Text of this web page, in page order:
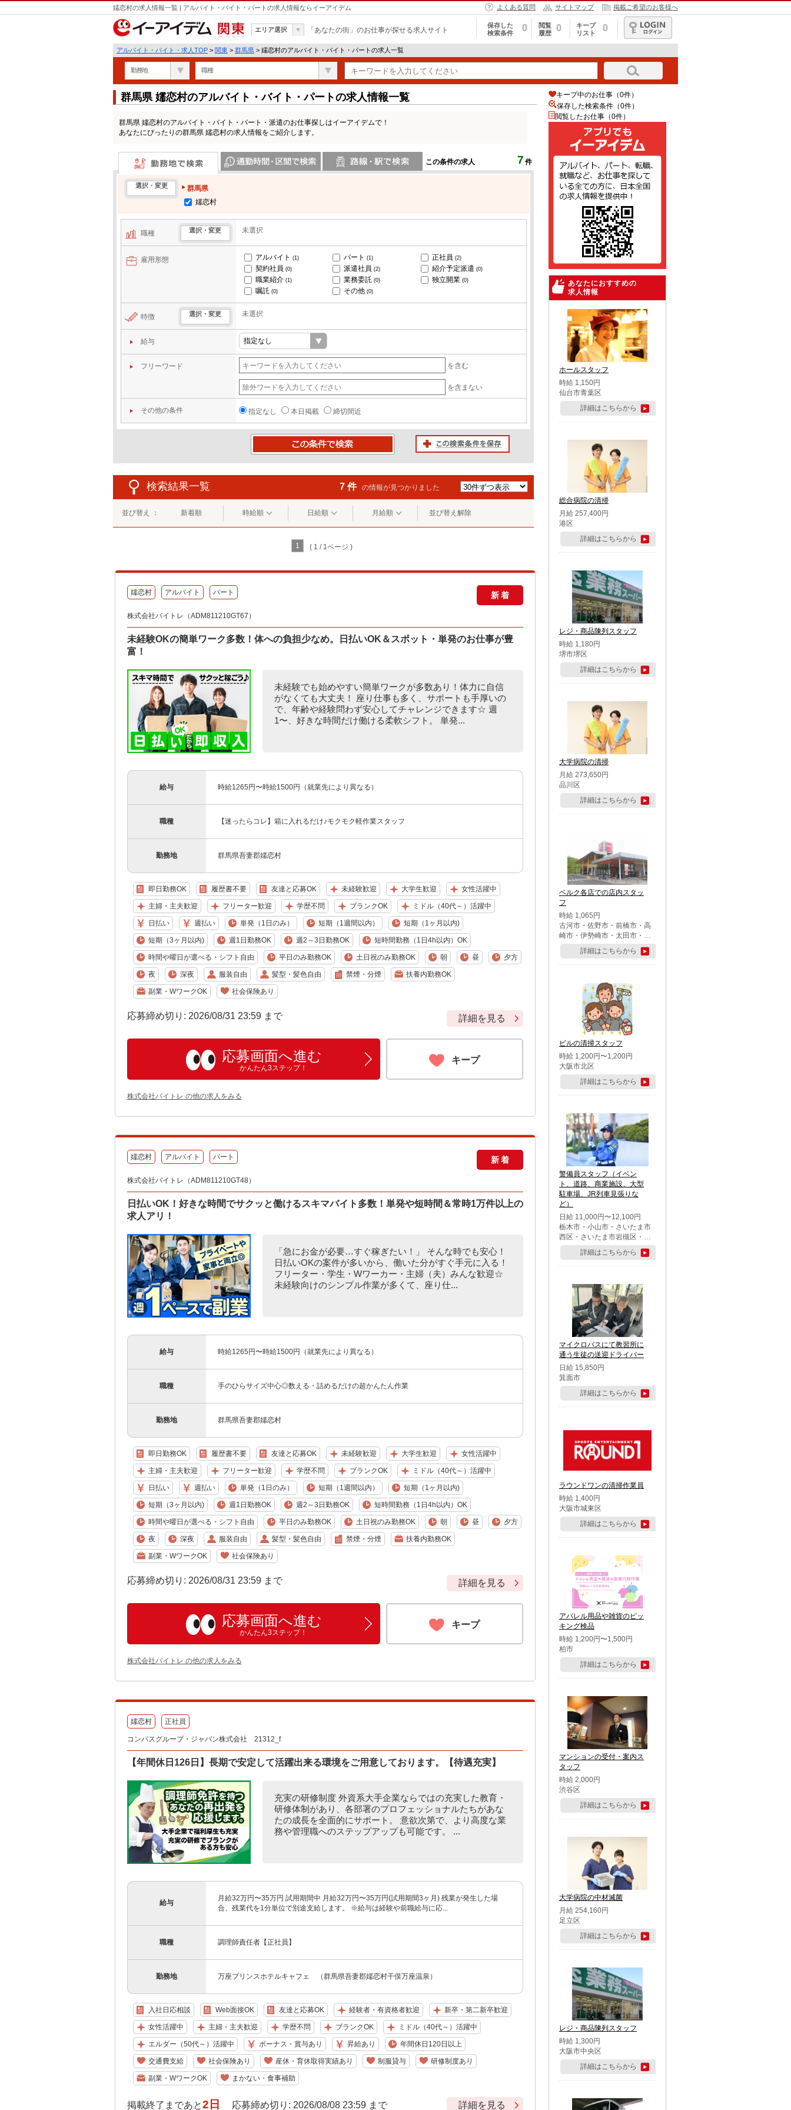
嬬恋村の求人情報一覧 | アルバイト・バイト・パートの求人情報ならイーアイデム よくある質問 サイトマップ 掲載ご希望のお客様へ
関東
エリア選択 「あなたの街」のお仕事が探せる求人サイト
保存した
検索条件
0
閲覧
履歴
0
キープ
リスト
0
ログイン
アルバイト・バイト・求人TOP > 関東 > 群馬県 > 嬬恋村のアルバイト・バイト・パートの求人一覧
勤務地 職種
群馬県 嬬恋村のアルバイト・バイト・パートの求人情報一覧
群馬県 嬬恋村のアルバイト・バイト・パート・派遣のお仕事探しはイーアイデムで！
あなたにぴったりの群馬県 嬬恋村の求人情報をご紹介します。
この条件の求人 7 件
勤務地で検索
選択・変更
群馬県
嬬恋村
職種 選択・変更 未選択
雇用形態 アルバイト (1) パート (1) 正社員 (2)
契約社員 (0) 派遣社員 (2) 紹介予定派遣 (0)
職業紹介 (1) 業務委託 (0) 独立開業 (0)
嘱託 (0) その他 (0)
特徴 選択・変更 未選択
給与
フリーワード を含む
を含まない
その他の条件 指定なし 本日掲載 締切間近
検索結果一覧 7 件 の情報が見つかりました
並び替え ： 新着順 時給順 日給順 月給順 並び替え解除
1 ( 1 / 1ページ )
嬬恋村 アルバイト パート 新着
株式会社バイトレ（ADM811210GT67）
未経験OKの簡単ワーク多数！体への負担少なめ。日払いOK＆スポット・単発のお仕事が豊
富！
未経験でも始めやすい簡単ワークが多数あり！体力に自信
がなくても大丈夫！ 座り仕事も多く、サポートも手厚いの
で、年齢や経験問わず安心してチャレンジできます☆ 週
1〜、好きな時間だけ働ける柔軟シフト。 単発...
給与 時給1265円〜時給1500円（就業先により異なる）
職種 【迷ったらコレ】箱に入れるだけ♪モクモク軽作業スタッフ
勤務地 群馬県吾妻郡嬬恋村
即日勤務OK 履歴書不要 友達と応募OK 未経験歓迎 大学生歓迎 女性活躍中
主婦・主夫歓迎 フリーター歓迎 学歴不問 ブランクOK ミドル（40代～）活躍中
日払い 週払い 単発（1日のみ） 短期（1週間以内） 短期（1ヶ月以内)
短期（3ヶ月以内) 週1日勤務OK 週2～3日勤務OK 短時間勤務（1日4h以内）OK
時間や曜日が選べる・シフト自由 平日のみ勤務OK 土日祝のみ勤務OK 朝 昼 夕方
夜 深夜 服装自由 髪型・髪色自由 禁煙・分煙 扶養内勤務OK
副業・WワークOK 社会保険あり
応募締め切り: 2026/08/31 23:59 まで 詳細を見る
応募画面へ進む
かんたん3ステップ！
キープ
株式会社バイトレ の他の求人をみる
嬬恋村 アルバイト パート 新着
株式会社バイトレ（ADM811210GT48）
日払いOK！好きな時間でサクッと働けるスキマバイト多数！単発や短時間＆常時1万件以上の
求人アリ！
「急にお金が必要…すぐ稼ぎたい！」 そんな時でも安心！
日払いOKの案件が多いから、働いた分がすぐ手元に入る！
フリーター・学生・Wワーカー・主婦（夫）みんな歓迎☆
未経験向けのシンプル作業が多くて、座り仕...
給与 時給1265円〜時給1500円（就業先により異なる）
職種 手のひらサイズ中心◎数える・詰めるだけの超かんたん作業
勤務地 群馬県吾妻郡嬬恋村
即日勤務OK 履歴書不要 友達と応募OK 未経験歓迎 大学生歓迎 女性活躍中
主婦・主夫歓迎 フリーター歓迎 学歴不問 ブランクOK ミドル（40代～）活躍中
日払い 週払い 単発（1日のみ） 短期（1週間以内） 短期（1ヶ月以内)
短期（3ヶ月以内) 週1日勤務OK 週2～3日勤務OK 短時間勤務（1日4h以内）OK
時間や曜日が選べる・シフト自由 平日のみ勤務OK 土日祝のみ勤務OK 朝 昼 夕方
夜 深夜 服装自由 髪型・髪色自由 禁煙・分煙 扶養内勤務OK
副業・WワークOK 社会保険あり
応募締め切り: 2026/08/31 23:59 まで 詳細を見る
応募画面へ進む
かんたん3ステップ！
キープ
株式会社バイトレ の他の求人をみる
嬬恋村 正社員
コンパスグループ・ジャパン株式会社 21312_f
【年間休日126日】長期で安定して活躍出来る環境をご用意しております。【待遇充実】
充実の研修制度 外資系大手企業ならではの充実した教育・
研修体制があり、各部署のプロフェッショナルたちがあな
たの成長を全面的にサポート。 意欲次第で、より高度な業
務や管理職へのステップアップも可能です。 ...
給与
月給32万円〜35万円 試用期間中 月給32万円〜35万円(試用期間3ヶ月) 残業が発生した場
合、残業代を1分単位で別途支給します。 ※給与は経験や前職給与に応...
職種 調理師責任者【正社員】
勤務地 万座プリンスホテルキャフェ （群馬県吾妻郡嬬恋村干俣万座温泉）
入社日応相談 Web面接OK 友達と応募OK 経験者・有資格者歓迎 新卒・第二新卒歓迎
女性活躍中 主婦・主夫歓迎 学歴不問 ブランクOK ミドル（40代～）活躍中
エルダー（50代～）活躍中 ボーナス・賞与あり 昇給あり 年間休日120日以上
交通費支給 社会保険あり 産休・育休取得実績あり 制服貸与 研修制度あり
副業・WワークOK まかない・食事補助
掲載終了まであと2日 応募締め切り: 2026/08/08 23:59 まで 詳細を見る
キープ中のお仕事（0件）
保存した検索条件（0件）
閲覧したお仕事（0件）
あなたにおすすめの
求人情報
ホールスタッフ
時給 1,150円
仙台市青葉区
詳細はこちらから
総合病院の清掃
月給 257,400円
港区
詳細はこちらから
レジ・商品陳列スタッフ
時給 1,180円
堺市堺区
詳細はこちらから
大学病院の清掃
月給 273,650円
品川区
詳細はこちらから
ベルク各店での店内スタッ
フ
時給 1,065円
古河市・佐野市・前橋市・高
崎市・伊勢崎市・太田市・館
林市・藤岡市・大泉町・さい
たま市北区・川越市・熊谷
市・行田市・秩父市・所沢
市・鶴ケ島市・千葉市中央
区・市川市・松戸市・習志野
市・柏市・流山市・八千代
市・足立区・江戸川区・八王
子市・町田市
詳細はこちらから
ビルの清掃スタッフ
時給 1,200円〜1,200円
大阪市北区
詳細はこちらから
警備員スタッフ（イベン
ト、道路、商業施設、大型
駐車場、JR列車見張りな
ど）
日給 11,000円〜12,100円
栃木市・小山市・さいたま市
西区・さいたま市岩槻区・久
喜市・蓮田市
詳細はこちらから
マイクロバスにて教習所に
通う生徒の送迎ドライバー
日給 15,850円
箕面市
詳細はこちらから
ラウンドワンの清掃作業員
時給 1,400円
大阪市城東区
詳細はこちらから
アパレル用品や雑貨のピッ
キング検品
時給 1,200円〜1,500円
柏市
詳細はこちらから
マンションの受付・案内ス
タッフ
時給 2,000円
渋谷区
詳細はこちらから
大学病院の中材滅菌
月給 254,160円
足立区
詳細はこちらから
レジ・商品陳列スタッフ
時給 1,300円
大阪市中央区
詳細はこちらから